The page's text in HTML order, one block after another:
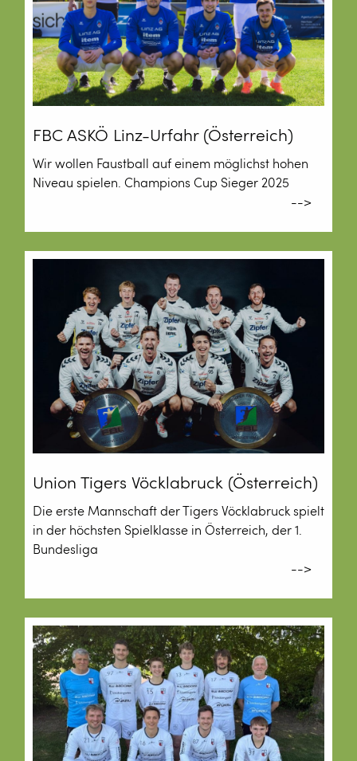
FBC ASKÖ Linz-Urfahr (Österreich)
Wir wollen Faustball auf einem möglichst hohen
Niveau spielen. Champions Cup Sieger 2025
-->
Union Tigers Vöcklabruck (Österreich)
Die erste Mannschaft der Tigers Vöcklabruck spielt
in der höchsten Spielklasse in Österreich, der 1.
Bundesliga
-->